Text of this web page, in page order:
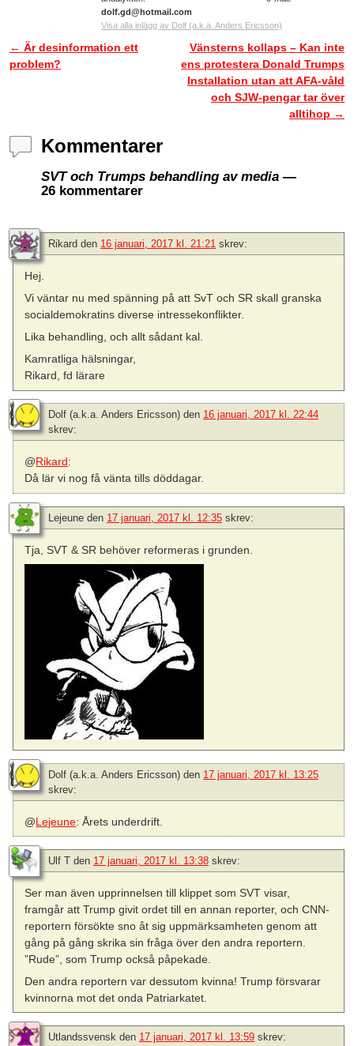
dolf.gd@hotmail.com
Visa alla inlägg av Dolf (a.k.a. Anders Ericsson)
Inläggsnavigering
← Är desinformation ett
problem?
Vänsterns kollaps – Kan inte
ens protestera Donald Trumps
Installation utan att AFA-våld
och SJW-pengar tar över
alltihop →
Kommentarer
SVT och Trumps behandling av media —
26 kommentarer
Rikard den 16 januari, 2017 kl. 21:21 skrev:
Hej.
Vi väntar nu med spänning på att SvT och SR skall granska
socialdemokratins diverse intressekonflikter.
Lika behandling, och allt sådant kal.
Kamratliga hälsningar,
Rikard, fd lärare
Dolf (a.k.a. Anders Ericsson) den 16 januari, 2017 kl. 22:44
skrev:
@Rikard:
Då lär vi nog få vänta tills döddagar.
Lejeune den 17 januari, 2017 kl. 12:35 skrev:
Tja, SVT & SR behöver reformeras i grunden.
Dolf (a.k.a. Anders Ericsson) den 17 januari, 2017 kl. 13:25
skrev:
@Lejeune: Årets underdrift.
Ulf T den 17 januari, 2017 kl. 13:38 skrev:
Ser man även upprinnelsen till klippet som SVT visar,
framgår att Trump givit ordet till en annan reporter, och CNN-
reportern försökte sno åt sig uppmärksamheten genom att
gång på gång skrika sin fråga över den andra reportern.
”Rude”, som Trump också påpekade.
Den andra reportern var dessutom kvinna! Trump försvarar
kvinnorna mot det onda Patriarkatet.
Utlandssvensk den 17 januari, 2017 kl. 13:59 skrev: